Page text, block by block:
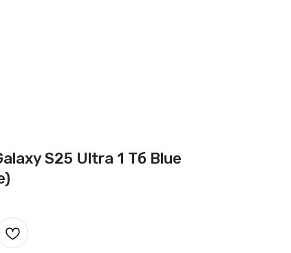
S25 Ultra 1 Тб Blue